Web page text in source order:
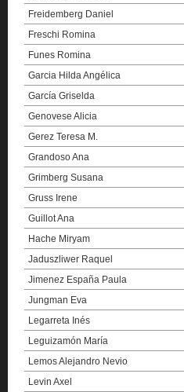
Freidemberg Daniel
Freschi Romina
Funes Romina
Garcia Hilda Angélica
García Griselda
Genovese Alicia
Gerez Teresa M.
Grandoso Ana
Grimberg Susana
Gruss Irene
Guillot Ana
Hache Miryam
Jaduszliwer Raquel
Jimenez España Paula
Jungman Eva
Legarreta Inés
Leguizamón María
Lemos Alejandro Nevio
Levin Axel